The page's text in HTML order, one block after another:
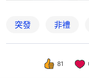
突發 非禮
81